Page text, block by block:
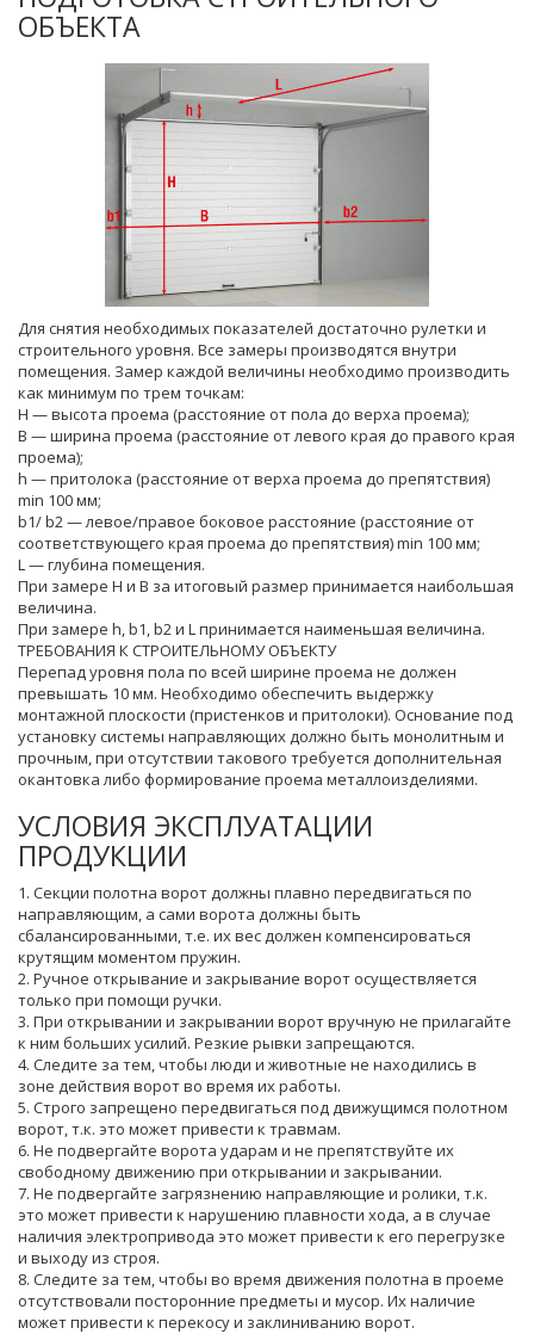
ОБЪЕКТА
Для снятия необходимых показателей достаточно рулетки и
строительного уровня. Все замеры производятся внутри
помещения. Замер каждой величины необходимо производить
как минимум по трем точкам:
H — высота проема (расстояние от пола до верха проема);
B — ширина проема (расстояние от левого края до правого края
проема);
h — притолока (расстояние от верха проема до препятствия)
min 100 мм;
b1/ b2 — левое/правое боковое расстояние (расстояние от
соответствующего края проема до препятствия) min 100 мм;
L — глубина помещения.
При замере Н и В за итоговый размер принимается наибольшая
величина.
При замере h, b1, b2 и L принимается наименьшая величина.
ТРЕБОВАНИЯ К СТРОИТЕЛЬНОМУ ОБЪЕКТУ
Перепад уровня пола по всей ширине проема не должен
превышать 10 мм. Необходимо обеспечить выдержку
монтажной плоскости (пристенков и притолоки). Основание под
установку системы направляющих должно быть монолитным и
прочным, при отсутствии такового требуется дополнительная
окантовка либо формирование проема металлоизделиями.
УСЛОВИЯ ЭКСПЛУАТАЦИИ
ПРОДУКЦИИ
1. Секции полотна ворот должны плавно передвигаться по
направляющим, а сами ворота должны быть
сбалансированными, т.е. их вес должен компенсироваться
крутящим моментом пружин.
2. Ручное открывание и закрывание ворот осуществляется
только при помощи ручки.
3. При открывании и закрывании ворот вручную не прилагайте
к ним больших усилий. Резкие рывки запрещаются.
4. Следите за тем, чтобы люди и животные не находились в
зоне действия ворот во время их работы.
5. Строго запрещено передвигаться под движущимся полотном
ворот, т.к. это может привести к травмам.
6. Не подвергайте ворота ударам и не препятствуйте их
свободному движению при открывании и закрывании.
7. Не подвергайте загрязнению направляющие и ролики, т.к.
это может привести к нарушению плавности хода, а в случае
наличия электропривода это может привести к его перегрузке
и выходу из строя.
8. Следите за тем, чтобы во время движения полотна в проеме
отсутствовали посторонние предметы и мусор. Их наличие
может привести к перекосу и заклиниванию ворот.